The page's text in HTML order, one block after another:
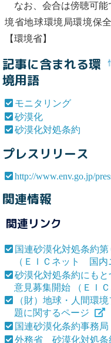
なお、会合は傍聴可能
境省地球環境局環境保
【環境省】
記事に含まれる環
境用語
モニタリング
砂漠化
砂漠化対処条約
プレスリリース
http://www.env.go.jp/
関連情報
関連リンク
国連砂漠化対処条約
（ＥＩＣネット 国内
砂漠化対処条約にも
意見募集開始 （ＥＩ
（財）地球・人間環
題に関するページ
国連砂漠化条約事務局
外務省 砂漠化対処条